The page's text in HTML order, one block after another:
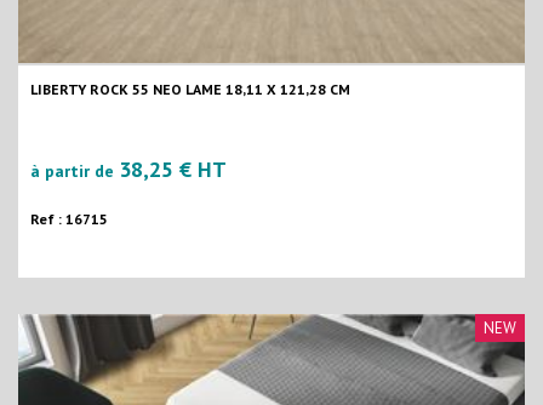
LIBERTY ROCK 55 NEO LAME 18,11 X 121,28 CM
à partir de 38,25 € HT
Ref : 16715
NEW